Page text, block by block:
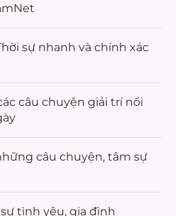
sự nhanh và chính xác
câu chuyện giải trínổi
câu chuyện, tâm sự
tình yêu, gia đình